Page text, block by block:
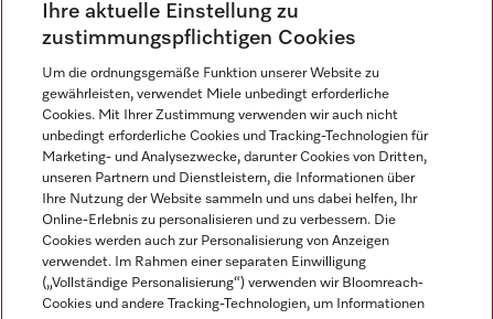
Alle Miele Experience Center anzeigen
Newsletter
Miele auf Instagram
Miele auf Facebook
Miele auf Youtube
Ihre aktuelle Einstellung zu
zustimmungspflichtigen Cookies
Um die ordnungsgemäße Funktion unserer Website zu
gewährleisten, verwendet Miele unbedingt erforderliche
Cookies. Mit Ihrer Zustimmung verwenden wir auch nicht
unbedingt erforderliche Cookies und Tracking-Technologien für
Marketing- und Analysezwecke, darunter Cookies von Dritten,
unseren Partnern und Dienstleistern, die Informationen über
Ihre Nutzung der Website sammeln und uns dabei helfen, Ihr
Online-Erlebnis zu personalisieren und zu verbessern. Die
Cookies werden auch zur Personalisierung von Anzeigen
verwendet. Im Rahmen einer separaten Einwilligung
(„Vollständige Personalisierung“) verwenden wir Bloomreach-
Cookies und andere Tracking-Technologien, um Informationen